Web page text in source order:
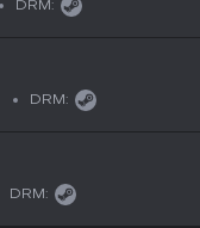
DRM:
DRM:
DRM: